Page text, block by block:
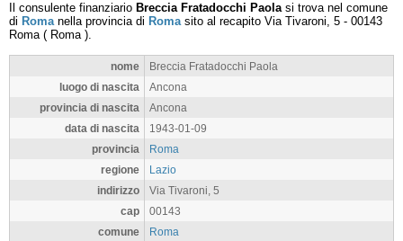
Il consulente finanziario Breccia Fratadocchi Paolasi trova nel comune
di Romanella provincia di Romasito al recapito Via Tivaroni, 5 - 00143
Roma( Roma).
nome
Breccia Fratadocchi Paola
luogo di nascita
Ancona
provincia di nascita
Ancona
data di nascita
1943-01-09
provincia
Roma
regione
Lazio
indirizzo
Via Tivaroni, 5
cap
00143
comune
Roma